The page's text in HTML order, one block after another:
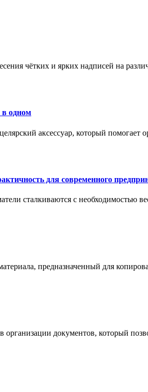
чётких и ярких надписей на
в одном
аксессуар, который помогает
для современного
сталкиваются с необходимостью
предназначенный для
документов, который